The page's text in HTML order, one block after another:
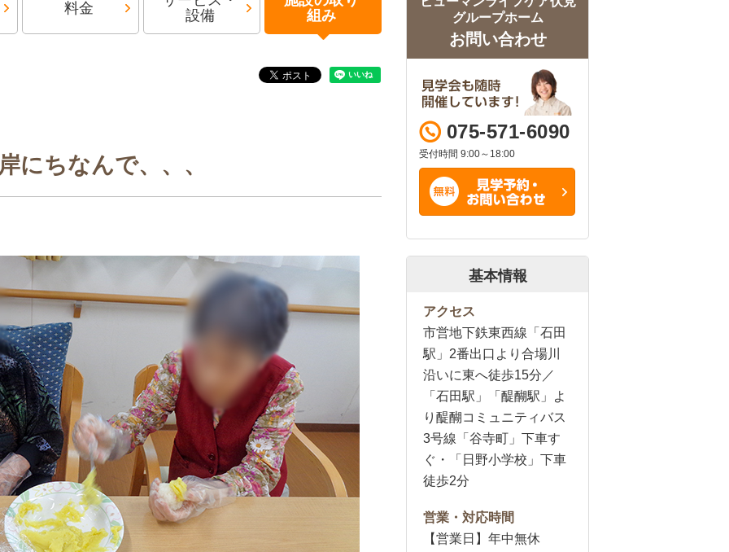
料金
設備
組み
にちなんで、、、
グループホーム
お問い合わせ
075-571-6090
受付時間 9:00～18:00
基本情報
アクセス
市営地下鉄東西線「石田
駅」2番出口より合場川
沿いに東へ徒歩15分／
「石田駅」「醍醐駅」よ
り醍醐コミュニティバス
3号線「谷寺町」下車す
ぐ・「日野小学校」下車
徒歩2分
営業・対応時間
【営業日】年中無休